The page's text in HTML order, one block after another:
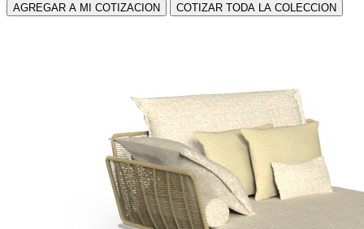
AGREGAR A MI COTIZACION COTIZAR TODA LA COLECCION